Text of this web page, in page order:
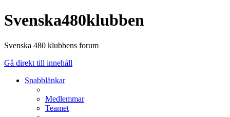
Svenska480klubben
Svenska 480 klubbens forum
Gå direkt till innehåll
Snabblänkar
Medlemmar
Teamet